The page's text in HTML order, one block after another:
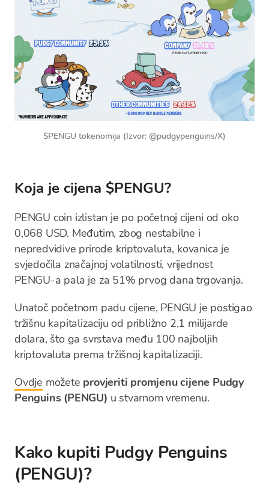
$PENGU tokenomija (Izvor: @pudgypenguins/X)
Koja je cijena $PENGU?
PENGU coin izlistan je po početnoj cijeni od oko
0,068 USD. Međutim, zbog nestabilne i
nepredvidive prirode kriptovaluta, kovanica je
svjedočila značajnoj volatilnosti, vrijednost
PENGU-a pala je za 51% prvog dana trgovanja.
Unatoč početnom padu cijene, PENGU je postigao
tržišnu kapitalizaciju od približno 2,1 milijarde
dolara, što ga svrstava među 100 najboljih
kriptovaluta prema tržišnoj kapitalizaciji.
Ovdje možete provjeriti promjenu cijene Pudgy
Penguins (PENGU) u stvarnom vremenu.
Kako kupiti Pudgy Penguins
(PENGU)?